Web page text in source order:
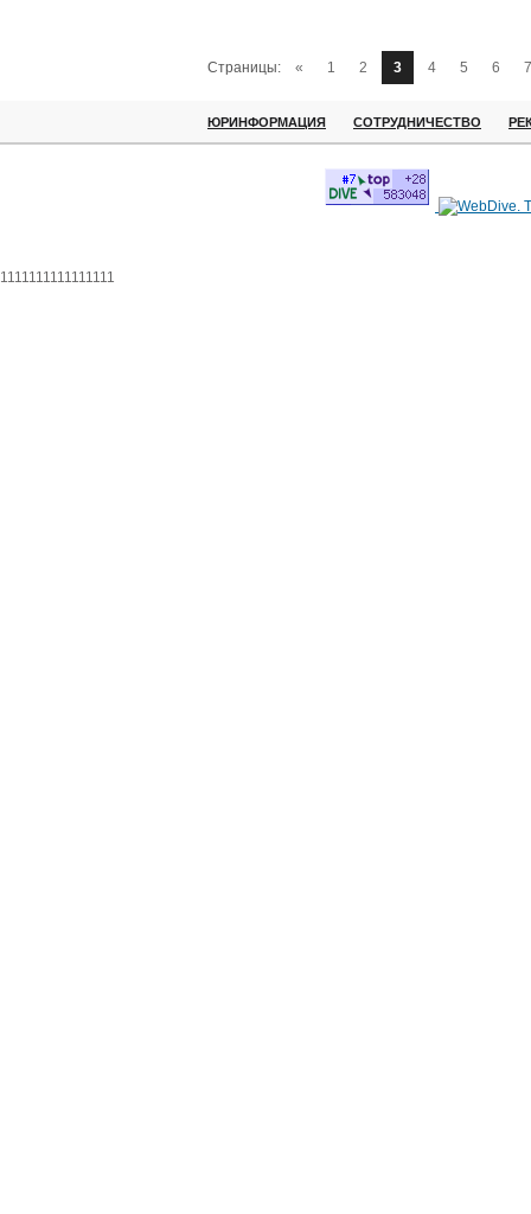
Страницы: « 1 2 3 4 5 6 7
ЮРИНФОРМАЦИЯ СОТРУДНИЧЕСТВО
1111111111111111